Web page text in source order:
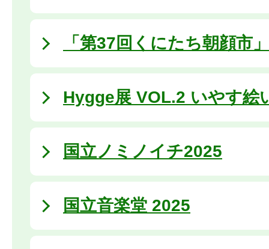
「第37回くにたち朝顔市
Hygge展 VOL.2 いやす絵
国立ノミノイチ2025
国立音楽堂 2025